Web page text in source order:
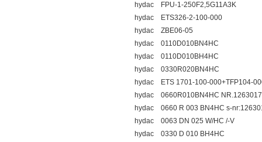
hydac FPU-1-250F2,5G11A3K
hydac ETS326-2-100-000
hydac ZBE06-05
hydac 0110D010BN4HC
hydac 0110D010BH4HC
hydac 0330R020BN4HC
hydac ETS 1701-100-000+TFP104-
hydac 0660R010BN4HC NR.1263017
hydac 0660 R 003 BN4HC s-
hydac 0063 DN 025 W/HC /-V
hydac 0330 D 010 BH4HC